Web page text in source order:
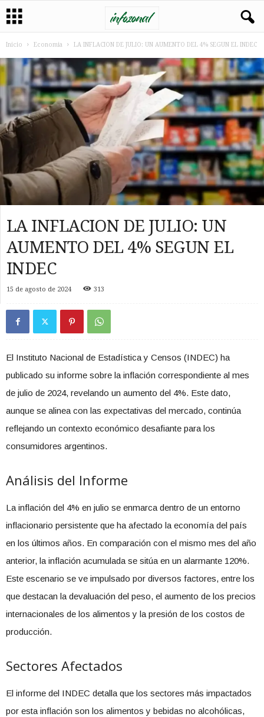
Inicio Economia LA INFLACION DE JULIO: UN AUMENTO DEL 4% SEGUN EL INDEC
LA INFLACION DE JULIO: UN
AUMENTO DEL 4% SEGUN EL
INDEC
15 de agosto de 2024 313
El Instituto Nacional de Estadística y Censos (INDEC) ha
publicado su informe sobre la inflación correspondiente al mes
de julio de 2024, revelando un aumento del 4%. Este dato,
aunque se alinea con las expectativas del mercado, continúa
reflejando un contexto económico desafiante para los
consumidores argentinos.
Análisis del Informe
La inflación del 4% en julio se enmarca dentro de un entorno
inflacionario persistente que ha afectado la economía del país
en los últimos años. En comparación con el mismo mes del año
anterior, la inflación acumulada se sitúa en un alarmante 120%.
Este escenario se ve impulsado por diversos factores, entre los
que destacan la devaluación del peso, el aumento de los precios
internacionales de los alimentos y la presión de los costos de
producción.
Sectores Afectados
El informe del INDEC detalla que los sectores más impactados
por esta inflación son los alimentos y bebidas no alcohólicas,